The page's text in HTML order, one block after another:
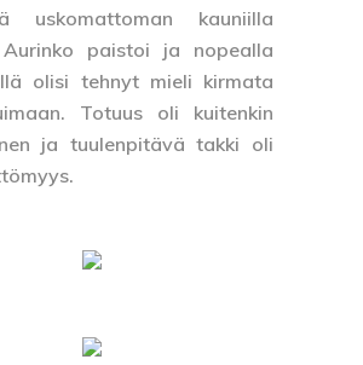
uskomattoman kauniilla
paistoi ja nopealla
olisi tehnyt mieli kirmata
Totuus oli kuitenkin
ja tuulenpitävä takki oli